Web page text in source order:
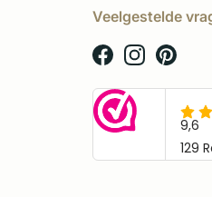
Veelgestelde